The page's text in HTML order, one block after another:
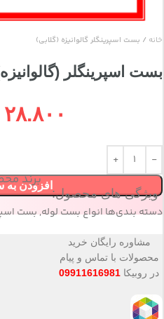
خانه بست اسپرينگلر گالوانيزه (گلابی)
بست اسپرينگلر (گالوانيزه) سايز
۲۸.۸۰۰
افزودن به
برند
ویژگی های محصول:
دسته بندی‌هاانواع بست لوله, بست
مشاوره رایگان خرید
محصولات با تماس و پیام
در روبیکا 09911616981